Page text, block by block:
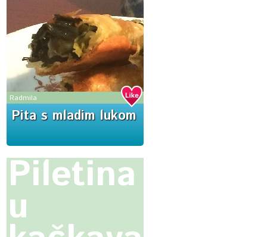
Radmila
Pita s mladim lukom
Piletina
u